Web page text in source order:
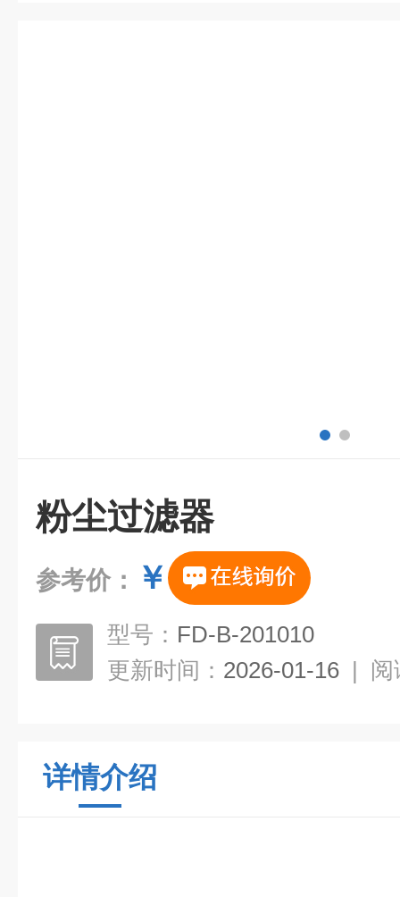
粉尘过滤器
参考价： ￥
型号： FD-B-201010
更新时间： 2026-01-16 | 阅
详情介绍